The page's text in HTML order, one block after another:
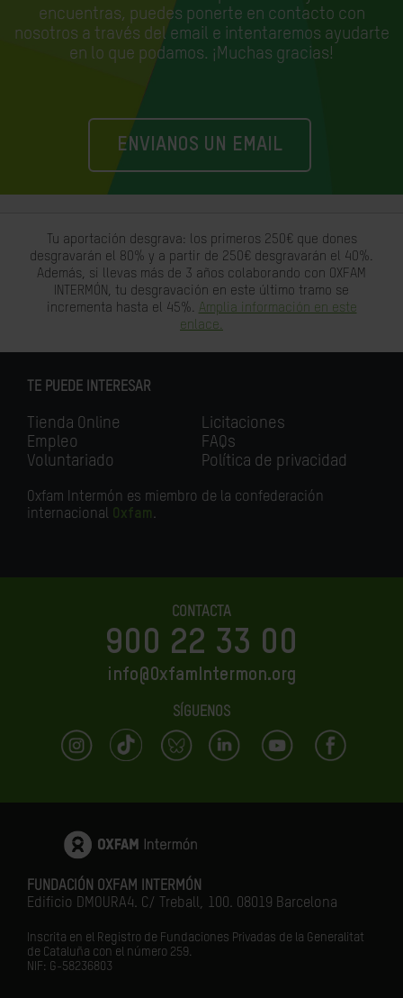
encuentras, puedes ponerte en contacto con
nosotros a través del email e intentaremos ayudarte
en lo que podamos. ¡Muchas gracias!
ENVIANOS UN EMAIL
Tu aportación desgrava: los primeros 250€ que dones
desgravarán el 80% y a partir de 250€ desgravarán el 40%.
Además, si llevas más de 3 años colaborando con OXFAM
INTERMÓN, tu desgravación en este último tramo se
incrementa hasta el 45%. Amplia información en este
enlace.
TE PUEDE INTERESAR
Tienda Online
Empleo
Voluntariado
Licitaciones
FAQs
Política de privacidad
Oxfam Intermón es miembro de la confederación
internacional Oxfam.
CONTACTA
900 22 33 00
info@OxfamIntermon.org
SÍGUENOS
FUNDACIÓN OXFAM INTERMÓN
Edificio DMOURA4. C/ Treball, 100. 08019 Barcelona
Inscrita en el Registro de Fundaciones Privadas de la Generalitat
de Cataluña con el número 259.
NIF: G-58236803